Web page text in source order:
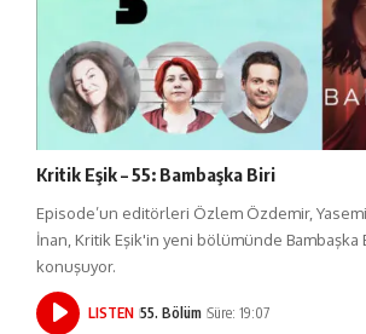
Kritik Eşik – 55: Bambaşka Biri
Episode’un editörleri Özlem Özdemir,
İnan, Kritik Eşik'in yeni bölümünde Bambaşka
konuşuyor.
LISTEN 55. Bölüm Süre: 19:07